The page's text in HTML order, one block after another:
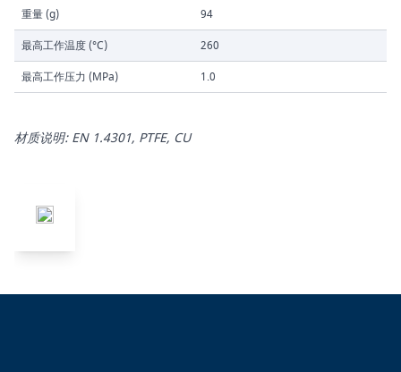
重量 (g)
94
最高工作温度 (°C)
260
最高工作压力 (MPa)
1.0
材质说明: EN 1.4301, PTFE, CU